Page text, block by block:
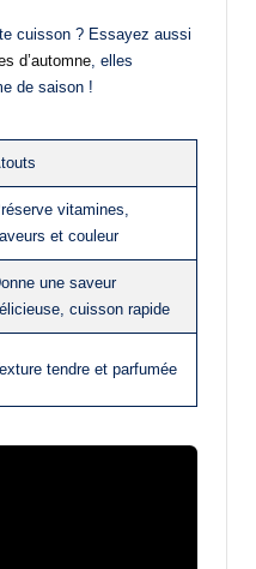
cuisson ? Essayez aussi
d’automne, elles
de saison !
vitamines,
et couleur
une saveur
cuisson rapide
tendre et parfumée